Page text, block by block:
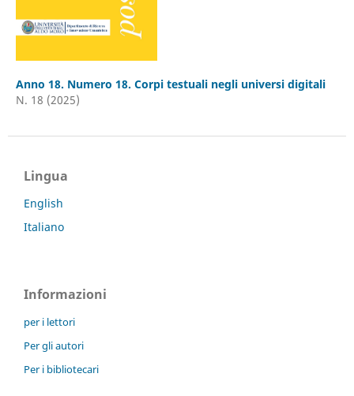
Anno 18. Numero 18. Corpi testuali negli universi digitali
N. 18 (2025)
Lingua
English
Italiano
Informazioni
per i lettori
Per gli autori
Per i bibliotecari